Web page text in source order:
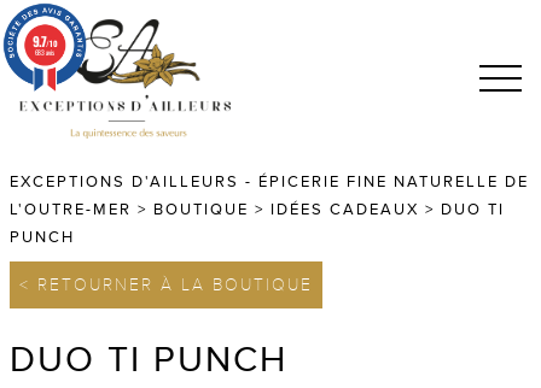
EXCEPTIONS D'AILLEURS - ÉPICERIE FINE NATURELLE DE
L'OUTRE-MER > BOUTIQUE > IDÉES CADEAUX > DUO TI
PUNCH
< RETOURNER À LA BOUTIQUE
DUO TI PUNCH
9.7/10
683 avis